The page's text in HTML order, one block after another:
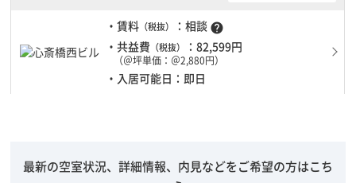
・賃料 （税抜） ：相談 help
・共益費 （税抜） ：82,599円
（＠坪単価：＠2,880円）
・入居可能日：即日
最新の空室状況、詳細情報、内見などをご希望の方はこち